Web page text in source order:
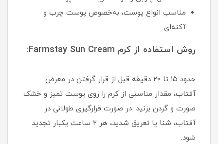
مناسب انواع پوست، به‌خصوص پوست چرب و
آکنه‌ای
روش استفاده از کرم Farmstay Sun Cream:
حدود ۱۵ تا ۲۰ دقیقه قبل از قرار گرفتن در معرض
آفتاب، مقدار مناسبی از کرم را روی پوست تمیز و خشک
صورت و گردن بزنید. در صورت قرارگیری طولانی در
آفتاب، شنا یا تعریق شدید، هر ۲ ساعت یکبار تجدید
شود.